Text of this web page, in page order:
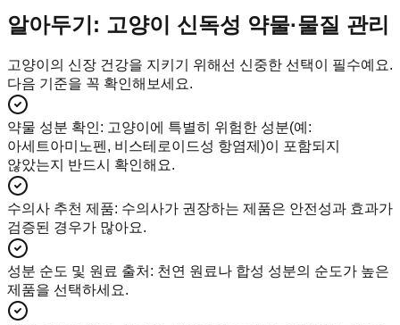
알아두기: 고양이 신독성 약물·물질 관리
고양이의 신장 건강을 지키기 위해선 신중한 선택이 필수예요.
다음 기준을 꼭 확인해보세요.
약물 성분 확인: 고양이에 특별히 위험한 성분(예:
아세트아미노펜, 비스테로이드성 항염제)이 포함되지
않았는지 반드시 확인해요.
수의사 추천 제품: 수의사가 권장하는 제품은 안전성과 효과가
검증된 경우가 많아요.
성분 순도 및 원료 출처 : 천연 원료나 합성 성분의 순도가 높은
제품을 선택하세요.